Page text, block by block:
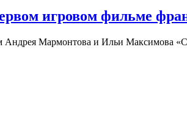
игровом фильме
Андрея Мармонтова и Ильи Максимова